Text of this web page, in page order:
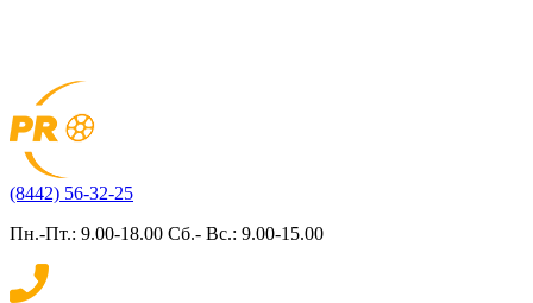
(8442) 56-32-25
Пн.-Пт.: 9.00-18.00 Сб.- Вс.: 9.00-15.00